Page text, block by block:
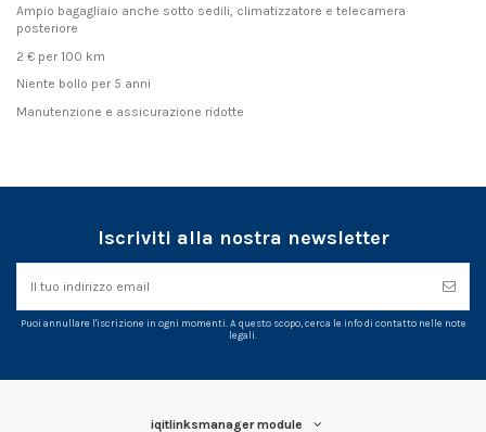
Ampio bagagliaio anche sotto sedili, climatizzatore e telecamera
posteriore
2 € per 100 km
Niente bollo per 5 anni
Manutenzione e assicurazione ridotte
Iscriviti alla nostra newsletter
Puoi annullare l'iscrizione in ogni momenti. A questo scopo, cerca le info di contatto nelle note
legali.
iqitlinksmanager module